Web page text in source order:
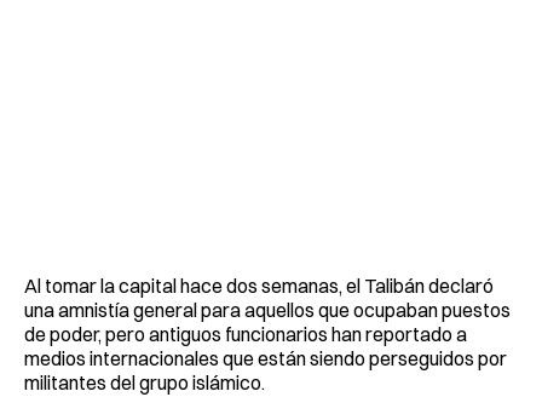
Al tomar la capital hace dos semanas, el Talibán declaró
una amnistía general para aquellos que ocupaban puestos
de poder, pero antiguos funcionarios han reportado a
medios internacionales que están siendo perseguidos por
militantes del grupo islámico.